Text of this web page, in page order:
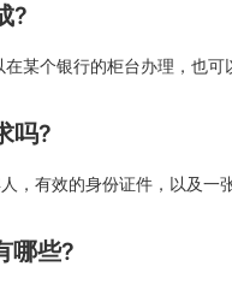
?
某个银行的柜台办理，也可
吗?
，有效的身份证件，以及一
哪些?